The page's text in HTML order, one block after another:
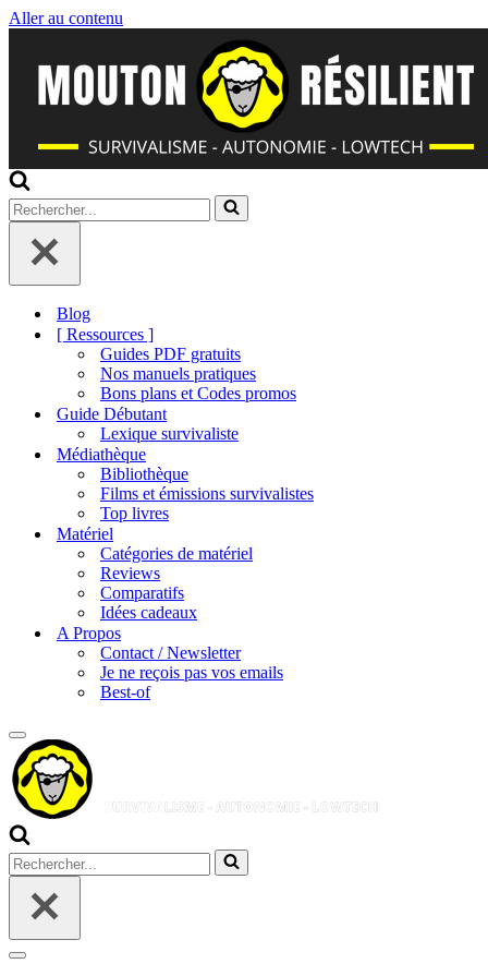
Aller au contenu
Rechercher...
Blog
[ Ressources ]
Guides PDF gratuits
Nos manuels pratiques
Bons plans et Codes promos
Guide Débutant
Lexique survivaliste
Médiathèque
Bibliothèque
Films et émissions survivalistes
Top livres
Matériel
Catégories de matériel
Reviews
Comparatifs
Idées cadeaux
A Propos
Contact / Newsletter
Je ne reçois pas vos emails
Best-of
Menu
de
navigation
Rechercher...
Menu